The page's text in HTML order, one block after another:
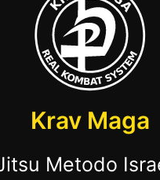
Krav Maga
Metodo